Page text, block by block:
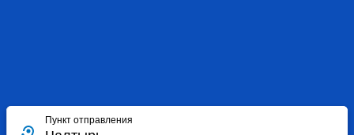
Пункт отправления